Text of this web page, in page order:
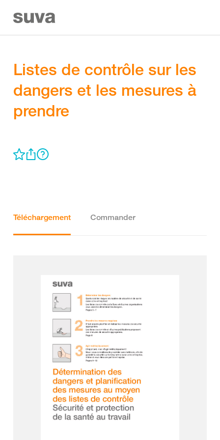
Listes de contrôle sur les
dangers et les mesures à
prendre
Téléchargement Commander